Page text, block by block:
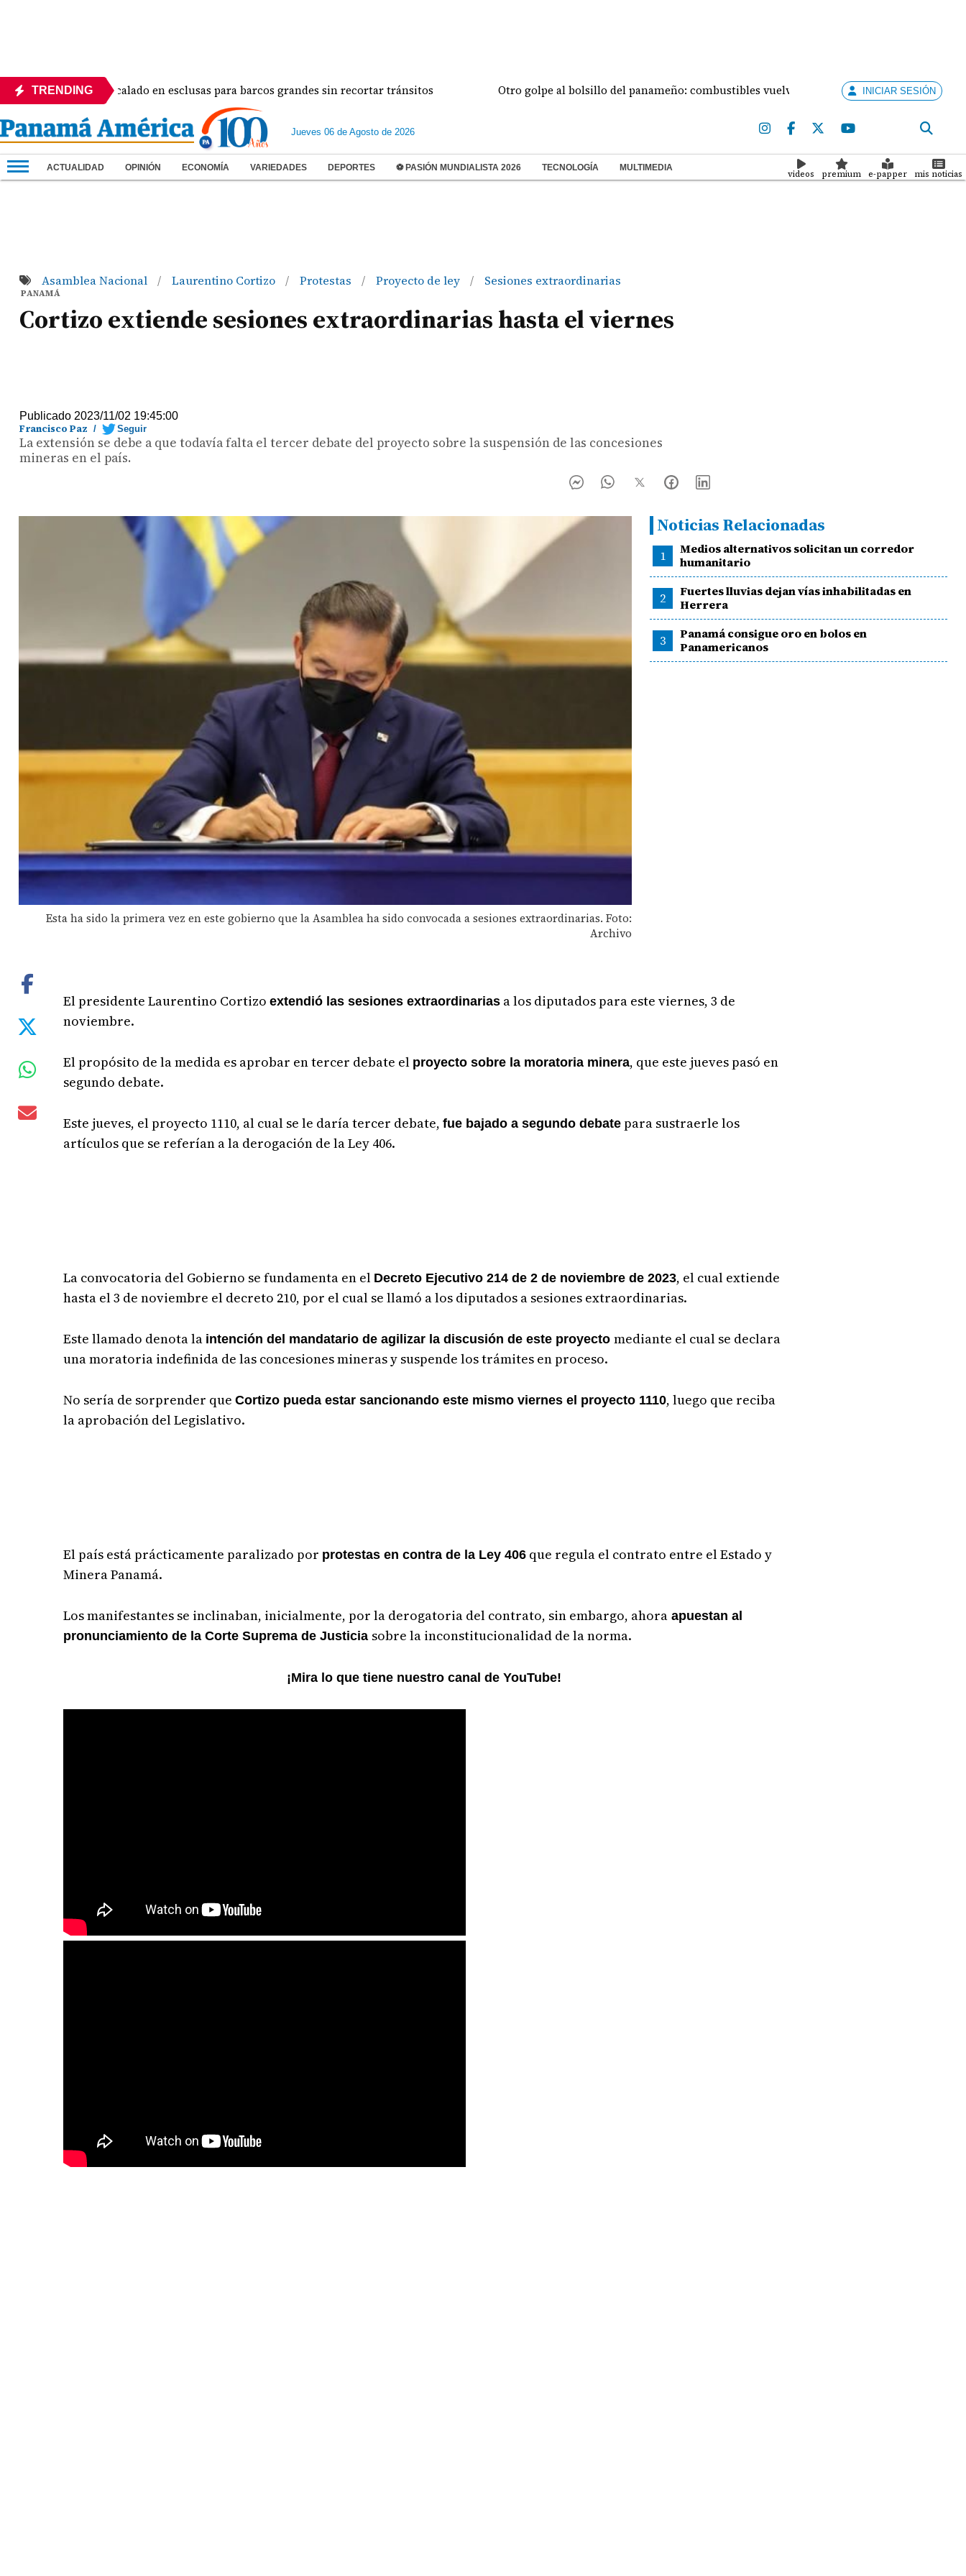
TRENDING
ajustará el calado en esclusas para barcos grandes sin recortar tránsitos Otro golpe al bolsillo del panameño: combustibles vuelven a subir este viernesINICIAR SESIÓN
Jueves 06 de Agosto de 2026
ACTUALIDAD OPINIÓN ECONOMÍA VARIEDADES DEPORTES ⚽ PASIÓN MUNDIALISTA 2026 TECNOLOGÍA MULTIMEDIA
videos premium e-papper mis noticias
Asamblea Nacional / Laurentino Cortizo / Protestas / Proyecto de ley / Sesiones extraordinarias
PANAMÁ
Cortizo extiende sesiones extraordinarias hasta el viernes
Publicado 2023/11/02 19:45:00
Francisco Paz / Seguir
La extensión se debe a que todavía falta el tercer debate del proyecto sobre la suspensión de las concesiones
mineras en el país.
Esta ha sido la primera vez en este gobierno que la Asamblea ha sido convocada a sesiones extraordinarias. Foto:
Archivo
Noticias Relacionadas
1
Medios alternativos solicitan un corredor
humanitario
2
Fuertes lluvias dejan vías inhabilitadas en
Herrera
3
Panamá consigue oro en bolos en
Panamericanos
El presidente Laurentino Cortizoextendió las sesiones extraordinarias a los diputados para este viernes, 3 de
noviembre.
El propósito de la medida es aprobar en tercer debate el proyecto sobre la moratoria minera, que este jueves pasó en
segundo debate.
Este jueves, el proyecto 1110, al cual se le daría tercer debate,fue bajado a segundo debate para sustraerle los
artículos que se referían a la derogación de la Ley 406.
La convocatoria del Gobierno se fundamenta en el Decreto Ejecutivo 214 de 2 de noviembre de 2023, el cual extiende
hasta el 3 de noviembre el decreto 210, por el cual se llamó a los diputados a sesiones extraordinarias.
Este llamado denota la intención del mandatario de agilizar la discusión de este proyectomediante el cual se declara
una moratoria indefinida de las concesiones mineras y suspende los trámites en proceso.
No sería de sorprender queCortizo pueda estar sancionando este mismo viernes el proyecto 1110, luego que reciba
la aprobación del Legislativo.
El país está prácticamente paralizado por protestas en contra de la Ley 406 que regula el contrato entre el Estado y
Minera Panamá.
Los manifestantes se inclinaban, inicialmente, por la derogatoria del contrato, sin embargo, ahora apuestan al
pronunciamiento de la Corte Suprema de Justicia sobre la inconstitucionalidad de la norma.
¡Mira lo que tiene nuestro canal de YouTube!